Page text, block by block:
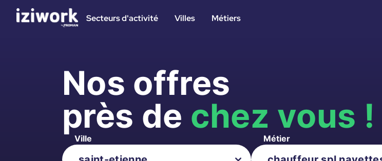
Secteurs d'activité Villes Métiers
Nos offres
près de chez vous !
Ville Métier